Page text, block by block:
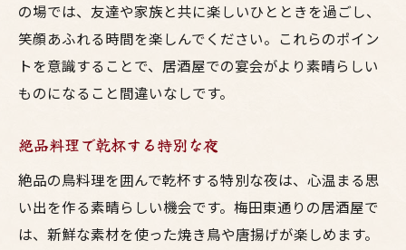
の場では、友達や家族と共に楽しいひとときを過ごし、
笑顔あふれる時間を楽しんでください。これらのポイン
トを意識することで、居酒屋での宴会がより素晴らしい
ものになること間違いなしです。
絶品料理で乾杯する特別な夜
絶品の鳥料理を囲んで乾杯する特別な夜は、心温まる思
い出を作る素晴らしい機会です。梅田東通りの居酒屋で
は、新鮮な素材を使った焼き鳥や唐揚げが楽しめます。